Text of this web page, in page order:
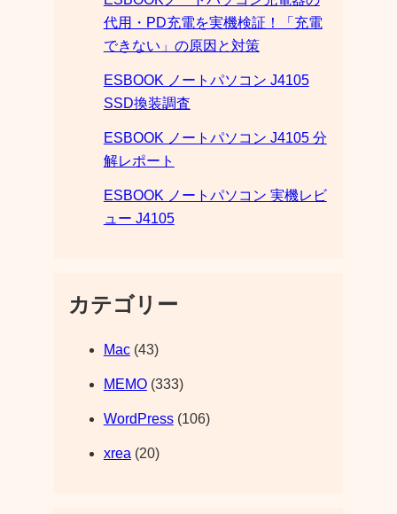
代用・PD充電を実機検証！「充電
できない」の原因と対策
ESBOOK ノートパソコン J4105
SSD換装調査
ESBOOK ノートパソコン J4105 分
解レポート
ESBOOK ノートパソコン 実機レビ
ュー J4105
カテゴリー
Mac(43)
MEMO(333)
WordPress(106)
xrea (20)